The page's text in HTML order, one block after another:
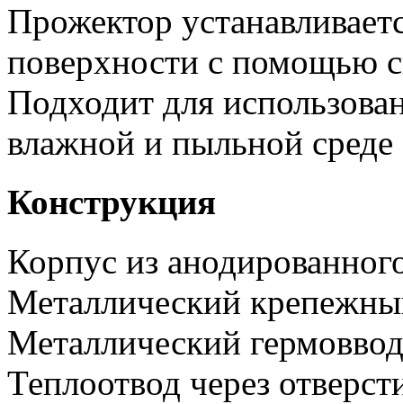
Прожектор
поверхности с помощью
Подходит для
влажной и пыльной среде
Конструкция
Корпус из
Металлический
Металлический
Теплоотвод через